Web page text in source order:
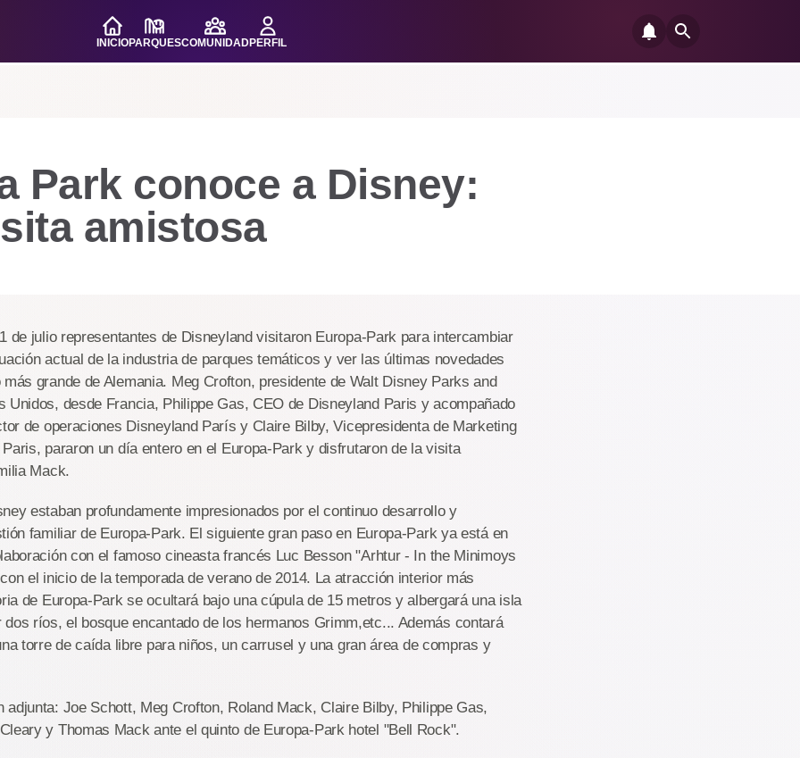
INICIOPARQUESCOMUNIDADPERFIL
Park conoce a Disney:
amistosa
de julio representantes de Disneyland visitaron Europa-Park para intercambiar
actual de la industria de parques temáticos y ver las últimas novedades
grande de Alemania. Meg Crofton, presidente de Walt Disney Parks and
Unidos, desde Francia, Philippe Gas, CEO de Disneyland Paris y acompañado
de operaciones Disneyland París y Claire Bilby, Vicepresidenta de Marketing
pararon un día entero en el Europa-Park y disfrutaron de la visita
Mack.
estaban profundamente impresionados por el continuo desarrollo y
familiar de Europa-Park. El siguiente gran paso en Europa-Park ya está en
con el famoso cineasta francés Luc Besson "Arhtur - In the Minimoys
el inicio de la temporada de verano de 2014. La atracción interior más
de Europa-Park se ocultará bajo una cúpula de 15 metros y albergará una isla
dos ríos, el bosque encantado de los hermanos Grimm,etc... Además contará
torre de caída libre para niños, un carrusel y una gran área de compras y
adjunta: Joe Schott, Meg Crofton, Roland Mack, Claire Bilby, Philippe Gas,
y Thomas Mack ante el quinto de Europa-Park hotel "Bell Rock".